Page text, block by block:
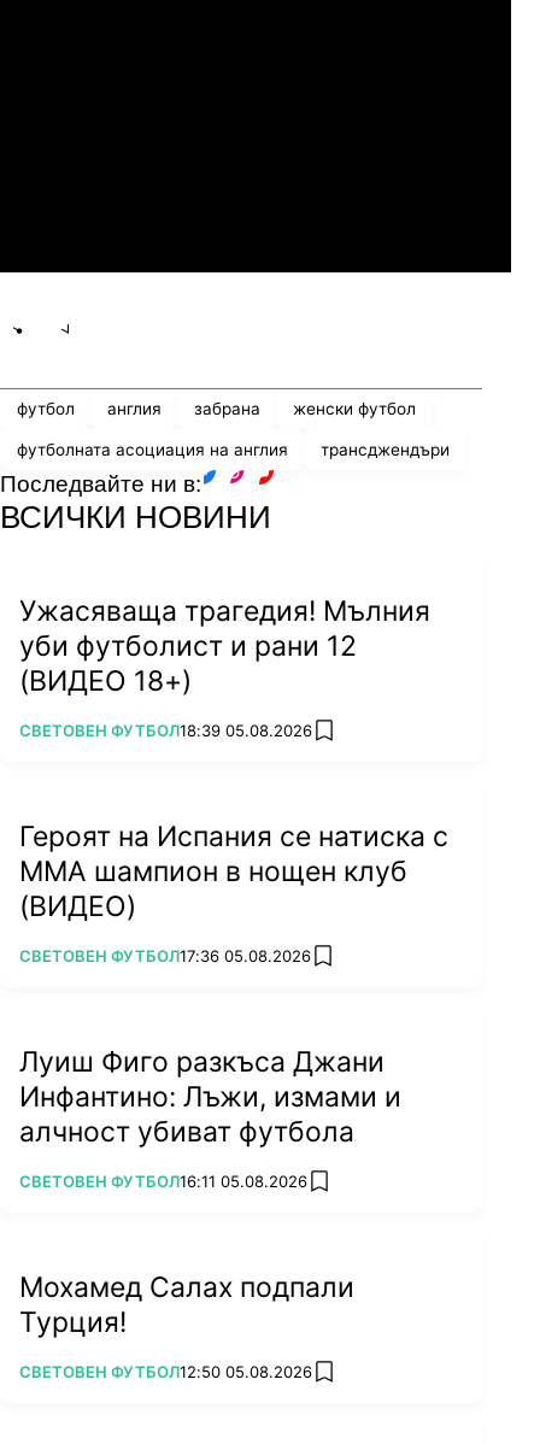
футбол англия забрана женски футбол
футболната асоциация на англия трансджендъри
Последвайте ни в:
ВСИЧКИ НОВИНИ
Ужасяваща трагедия! Мълния
уби футболист и рани 12
(ВИДЕО 18+)
ПОВЕЧЕ ОТ
СВЕТОВЕН ФУТБОЛ18:39 05.08.2026 add favorites
Героят на Испания се натиска с
ММА шампион в нощен клуб
(ВИДЕО)
ПОВЕЧЕ ОТ
СВЕТОВЕН ФУТБОЛ17:36 05.08.2026 add favorites
Луиш Фиго разкъса Джани
Инфантино: Лъжи, измами и
алчност убиват футбола
ПОВЕЧЕ ОТ
СВЕТОВЕН ФУТБОЛ16:11 05.08.2026 add favorites
Мохамед Салах подпали
Турция!
ПОВЕЧЕ ОТ
СВЕТОВЕН ФУТБОЛ12:50 05.08.2026 add favorites